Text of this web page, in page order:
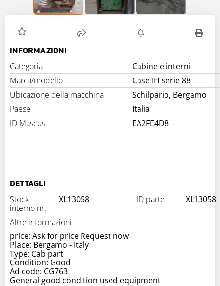
INFORMAZIONI
Categoria
Cabine e interni
Marca/modello
Case IH serie 88
Ubicazione della macchina
Schilpario, Bergamo
Paese
Italia
ID Mascus
EA2FE4D8
DETTAGLI
Stock
interno nr.
XL13058 ID parte XL13058
Altre informazioni
price: Ask for price Request now
Place: Bergamo - Italy
Type: Cab part
Condition: Good
Ad code: CG763
General good condition used equipment